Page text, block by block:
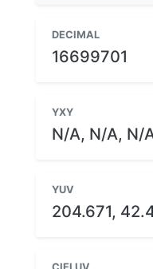
DECIMAL
16699701
YXY
N/A, N/A, N/
YUV
204.671,
CIELUV